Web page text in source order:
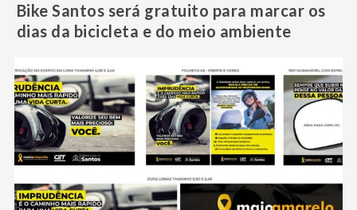
Bike Santos será gratuito para marcar os
dias da bicicleta e do meio ambiente